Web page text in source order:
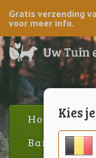
Kies
Gratis verzending
voor meer info.
Home
Barbecue